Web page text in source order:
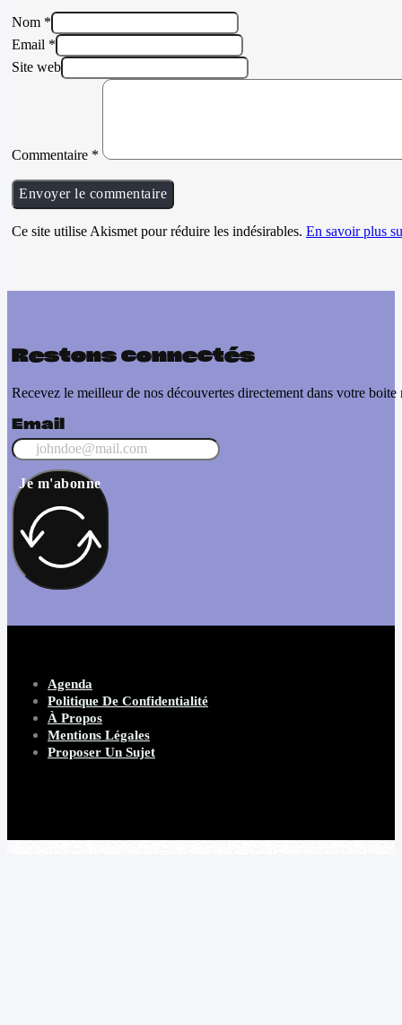
Nom *
Email *
Site web
Commentaire *
Ce site utilise Akismet pour réduire les indésirables. En savoir plus
Restons connectés
Recevez le meilleur de nos découvertes directement dans votre boite
Email
Je m'abonne
Agenda
Politique De Confidentialité
À Propos
Mentions Légales
Proposer Un Sujet